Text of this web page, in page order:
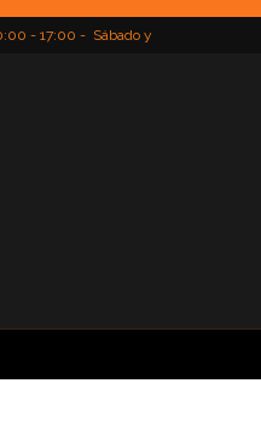
- 17:00 - Sábado y